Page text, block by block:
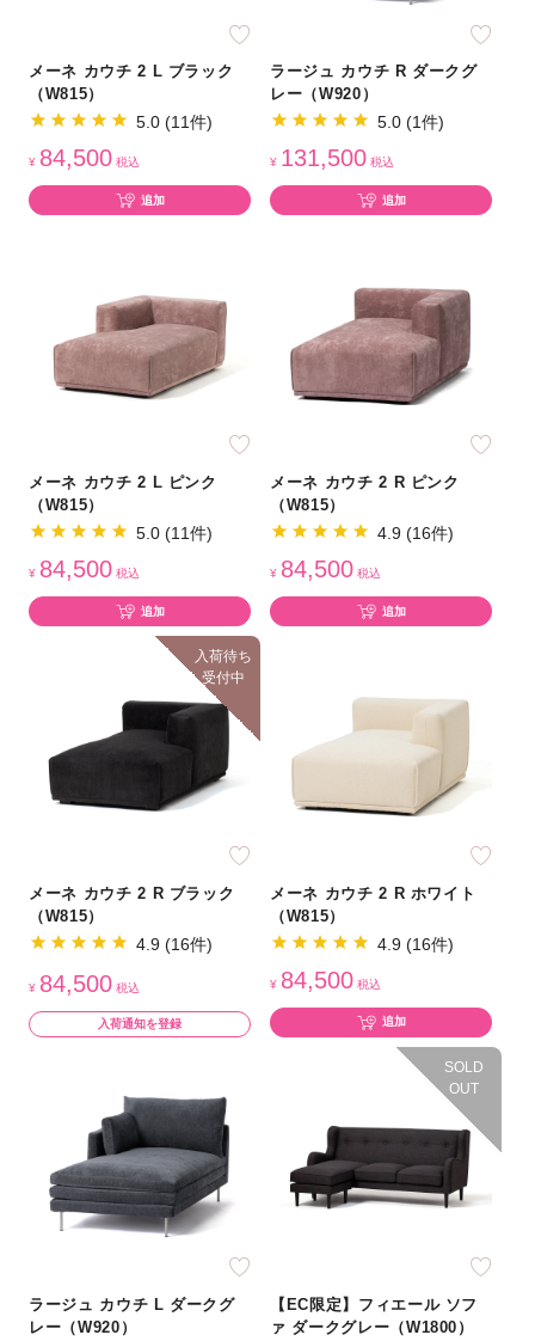
メーネ カウチ 2 L ブラック
（W815）
5.0 (11件)
¥ 84,500 税込
追加
ラージュ カウチ R ダークグ
レー（W920）
5.0 (1件)
¥ 131,500 税込
追加
メーネ カウチ 2 L ピンク
（W815）
5.0 (11件)
¥ 84,500 税込
追加
メーネ カウチ 2 R ピンク
（W815）
4.9 (16件)
¥ 84,500 税込
追加
入荷待ち
受付中
メーネ カウチ 2 R ブラック
（W815）
4.9 (16件)
¥ 84,500 税込
入荷通知を登録
メーネ カウチ 2 R ホワイト
（W815）
4.9 (16件)
¥ 84,500 税込
追加
ラージュ カウチ L ダークグ
レー（W920）
SOLD
OUT
【EC限定】フィエール ソフ
ァ ダークグレー（W1800）